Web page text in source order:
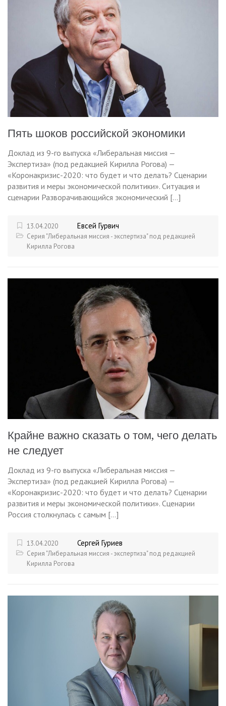
Пять шоков российской экономики
Доклад из 9-го выпуска «Либеральная миссия —
Экспертиза» (под редакцией Кирилла Рогова) —
«Коронакризис-2020: что будет и что делать? Сценарии
развития и меры экономической политики». Ситуация и
сценарии Разворачивающийся экономический […]
13.04.2020 Евсей Гурвич
Серия "Либеральная миссия - экспертиза" под редакцией
Кирилла Рогова
Крайне важно сказать о том, чего делать
не следует
Доклад из 9-го выпуска «Либеральная миссия —
Экспертиза» (под редакцией Кирилла Рогова) —
«Коронакризис-2020: что будет и что делать? Сценарии
развития и меры экономической политики». Сценарии
Россия столкнулась с самым […]
13.04.2020 Сергей Гуриев
Серия "Либеральная миссия - экспертиза" под редакцией
Кирилла Рогова